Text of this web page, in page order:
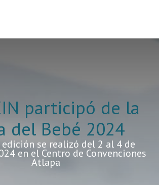
participó de la
del Bebé 2024
edición se realizó del 2 al 4 de
en el Centro de Convenciones
Atlapa